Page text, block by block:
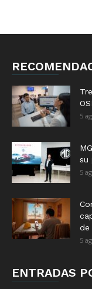
5
su
5
de
5
ENTRADAS